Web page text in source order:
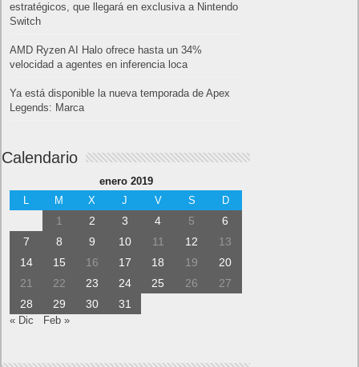
estratégicos, que llegará en exclusiva a Nintendo
Switch
AMD Ryzen AI Halo ofrece hasta un 34%
velocidad a agentes en inferencia loca
Ya está disponible la nueva temporada de Apex
Legends: Marca
Calendario
enero 2019
L
M X J V S D
1 2 3 4 5
6
7
8 9 10 11 12
13
14
15 16 17 18 19
20
21
22 23 24 25 26
27
28
29 30 31
« Dic Feb »